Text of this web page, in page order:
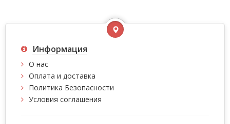
Информация
О нас
Оплата и доставка
Политика Безопасности
Условия соглашения